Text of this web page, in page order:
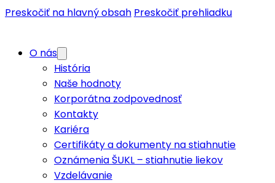
Preskočiť na hlavný obsah Preskočiť prehliadku
O nás
História
Naše hodnoty
Korporátna zodpovednosť
Kontakty
Kariéra
Certifikáty a dokumenty na stiahnutie
Oznámenia ŠUKL – stiahnutie liekov
Vzdelávanie